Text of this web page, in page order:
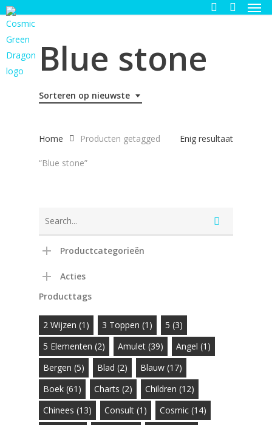
Skip
to
main
content
Blue stone
Sorteren op nieuwste
Enig resultaat
Home Producten getagged
“Blue stone”
Productcategorieën
Acties
Producttags
2 Wijzen (1) 3 Toppen (1) 5 (3)
5 Elementen (2) Amulet (39) Angel (1)
Bergen (5) Blad (2) Blauw (17)
Boek (61) Charts (2) Children (12)
Chinees (13) Consult (1) Cosmic (14)